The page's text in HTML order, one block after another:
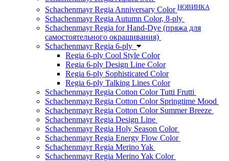
Schachenmayr Regia Anniversary Color НОВИНКА
Schachenmayr Regia Autumn Color, 8-ply
Schachenmayr Regia for Hand-Dye (пряжа для
самостоятельного окрашивания)
Schachenmayr Regia 6-ply
Regia 6-ply Cool Style Color
Regia 6-ply Design Line Color
Regia 6-ply Sophisticated Color
Regia 6-ply Talking Lines Color
Schachenmayr Regia Cotton Color Tutti Frutti
Schachenmayr Regia Cotton Color Springtime Mood
Schachenmayr Regia Cotton Color Summer Breeze
Schachenmayr Regia Design Line
Schachenmayr Regia Holy Season Color
Schachenmayr Regia Energy Flow Color
Schachenmayr Regia Merino Yak
Schachenmayr Regia Merino Yak Color